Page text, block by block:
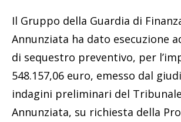
Il Gruppo della Guardia di
Annunziata ha dato esecuzione
di sequestro preventivo, per
548.157,06 euro, emesso dal
indagini preliminari del
Annunziata, su richiesta della